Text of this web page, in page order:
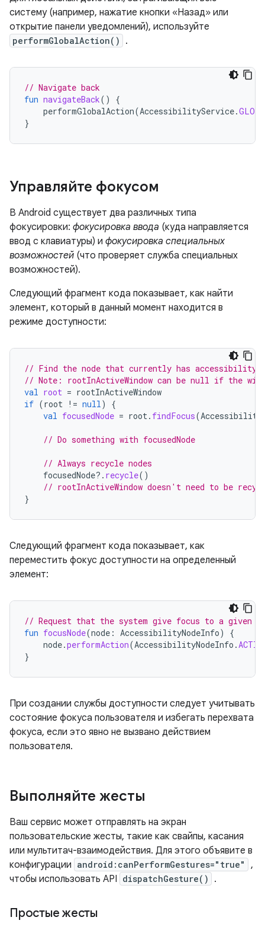
систему (например, нажатие кнопки «Назад» или
открытие панели уведомлений), используйте
performGlobalAction() .
// Navigate back
fun navigateBack()
{
performGlobalAction(AccessibilityService.
}
Управляйте фокусом
В Android существует два различных типа
фокусировки: фокусировка ввода (куда направляется
ввод с клавиатуры) и фокусировка специальных
возможностей (что проверяет служба специальных
возможностей).
Следующий фрагмент кода показывает, как найти
элемент, который в данный момент находится в
режиме доступности:
// Find the node that currently has accessibility
// Note: rootInActiveWindow can be null if the
val root = rootInActiveWindow
if (root != null)
{
val focusedNode = root. findFocus(
// Do something with focusedNode
// Always recycle nodes
focusedNode?. recycle()
// rootInActiveWindow doesn't need to be
}
Следующий фрагмент кода показывает, как
переместить фокус доступности на определенный
элемент:
// Request that the system give focus to a given
fun focusNode(node : AccessibilityNodeInfo)
{
node.performAction(AccessibilityNodeInfo .
}
При создании службы доступности следует учитывать
состояние фокуса пользователя и избегать перехвата
фокуса, если это явно не вызвано действием
пользователя.
Выполняйте жесты
Ваш сервис может отправлять на экран
пользовательские жесты, такие как свайпы, касания
или мультитач-взаимодействия. Для этого объявите в
конфигурации android:canPerformGestures="true"
,
чтобы использовать API dispatchGesture() .
Простые жесты